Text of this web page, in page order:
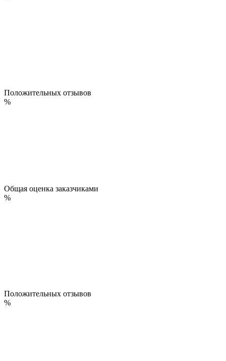
Положительных отзывов
%
Общая оценка заказчиками
%
Положительных отзывов
%